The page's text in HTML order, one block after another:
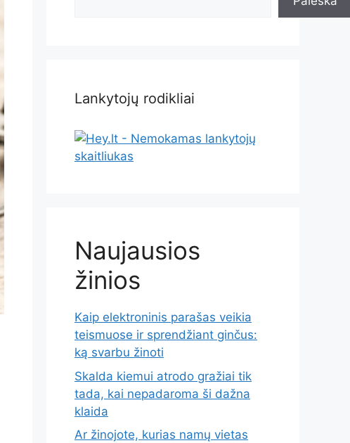
Lankytojų rodikliai
Naujausios
žinios
Kaip elektroninis parašas veikia
teismuose ir sprendžiant ginčus:
ką svarbu žinoti
Skalda kiemui atrodo gražiai tik
tada, kai nepadaroma ši dažna
klaida
Ar žinojote, kurias namų vietas